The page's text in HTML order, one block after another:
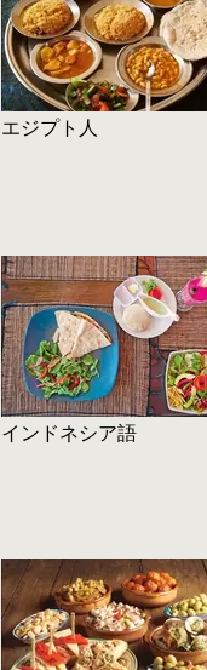
エジプト人
インドネシア語